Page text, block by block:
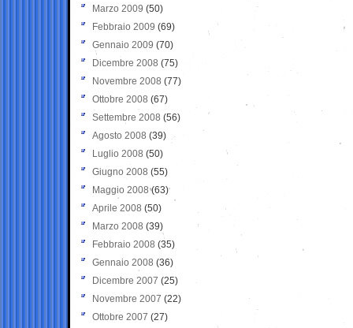
Marzo 2009 (50)
Febbraio 2009 (69)
Gennaio 2009 (70)
Dicembre 2008 (75)
Novembre 2008 (77)
Ottobre 2008 (67)
Settembre 2008 (56)
Agosto 2008 (39)
Luglio 2008 (50)
Giugno 2008 (55)
Maggio 2008(63)
Aprile 2008 (50)
Marzo 2008 (39)
Febbraio 2008 (35)
Gennaio 2008 (36)
Dicembre 2007 (25)
Novembre 2007 (22)
Ottobre 2007 (27)